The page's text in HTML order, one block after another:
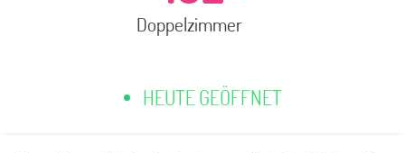
Doppelzimmer
HEUTE GEÖFFNET